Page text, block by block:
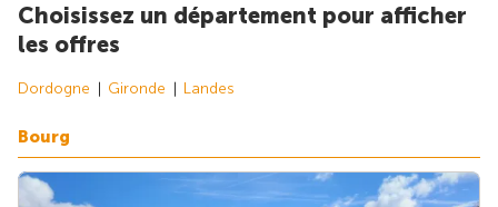
Choisissez un département pour afficher
les offres
Dordogne Gironde Landes
Bourg